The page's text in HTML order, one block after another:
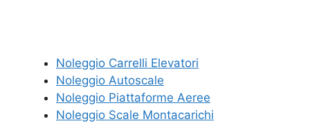
Noleggio Carrelli Elevatori
Noleggio Autoscale
Noleggio Piattaforme Aeree
Noleggio Scale Montacarichi